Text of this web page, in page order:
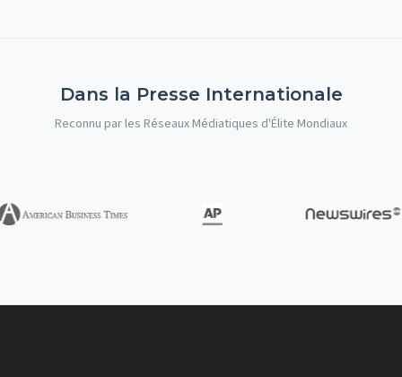
Dans la Presse Internationale
Reconnu par les Réseaux Médiatiques d'Élite Mondiaux